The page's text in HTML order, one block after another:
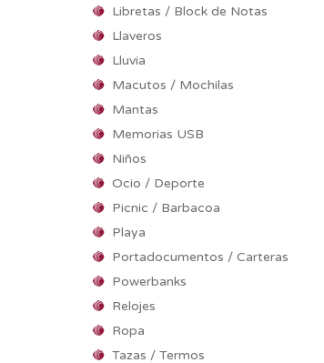
Libretas / Block de Notas
Llaveros
Lluvia
Macutos / Mochilas
Mantas
Memorias USB
Niños
Ocio / Deporte
Picnic / Barbacoa
Playa
Portadocumentos / Carteras
Powerbanks
Relojes
Ropa
Tazas / Termos